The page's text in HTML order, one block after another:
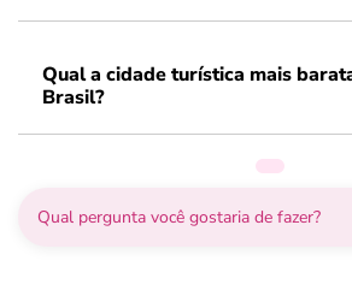
Qual a cidade turística mais
Brasil?